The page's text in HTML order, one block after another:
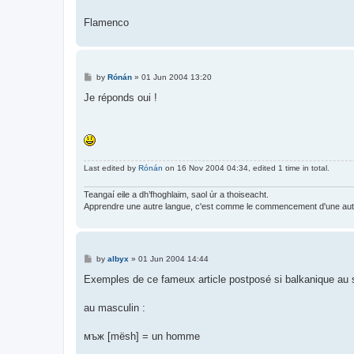
Flamenco
P
s
by Rónán» 01 Jun 2004 13:20
Je réponds oui !
Last edited by Rónán on 16 Nov 2004 04:34, edited 1 time in total.
Teangaí eile a dh’fhoghlaim, saol úr a thoiseacht.
Apprendre une autre langue, c'est comme le commencement d'une
P
s
by albyx» 01 Jun 2004 14:44
Exemples de ce fameux article postposé si balkanique au
au masculin :
мъж [mësh] = un homme